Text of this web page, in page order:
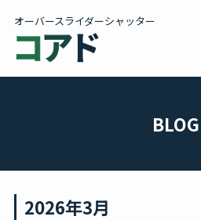
オーバースライダーシャッター
BLOG
2026年3月